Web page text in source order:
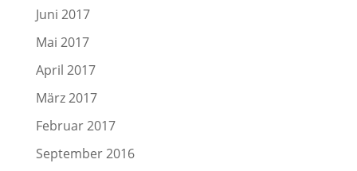
Juni 2017
Mai 2017
April 2017
März 2017
Februar 2017
September 2016